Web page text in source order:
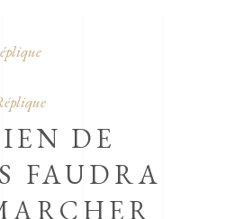
DE
FAUDRA